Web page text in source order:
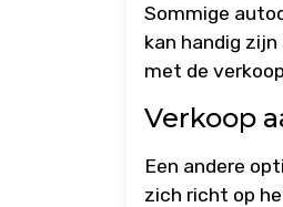
Sommige
kan handig
met de
Verkoop
Een andere
zich richt op